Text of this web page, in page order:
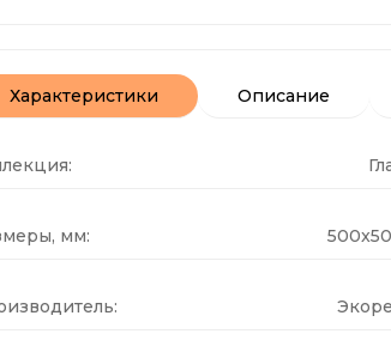
Характеристики Описание
мм: